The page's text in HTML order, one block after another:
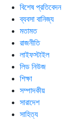
বিশেষ প্রতিবেদন
ব্যবসা বানিজ্য
মতামত
রাজনীতি
লাইফস্টাইল
লিড নিউজ
শিক্ষা
সম্পাদকীয়
সারাদেশ
সাহিত্য